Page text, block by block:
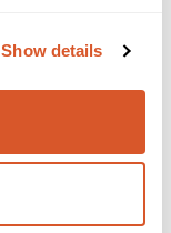
Show details